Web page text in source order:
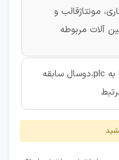
مونتاژقالب و
آلات مربوطه
آشنا به plc،دوسال سابقه